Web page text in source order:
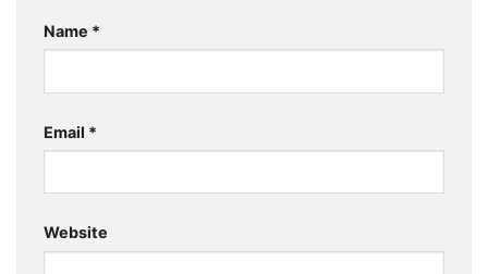
Name *
Email *
Website